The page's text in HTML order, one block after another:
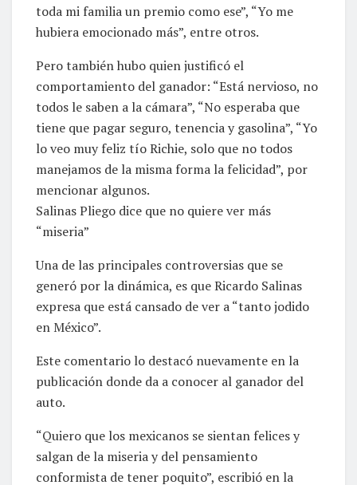
toda mi familia un premio como ese”, “Yo me
hubiera emocionado más”, entre otros.
Pero también hubo quien justificó el
comportamiento del ganador: “Está nervioso, no
todos le saben a la cámara”, “No esperaba que
tiene que pagar seguro, tenencia y gasolina”, “Yo
lo veo muy feliz tío Richie, solo que no todos
manejamos de la misma forma la felicidad”, por
mencionar algunos.
Salinas Pliego dice que no quiere ver más
“miseria”
Una de las principales controversias que se
generó por la dinámica, es que Ricardo Salinas
expresa que está cansado de ver a “tanto jodido
en México”.
Este comentario lo destacó nuevamente en la
publicación donde da a conocer al ganador del
auto.
“Quiero que los mexicanos se sientan felices y
salgan de la miseria y del pensamiento
conformista de tener poquito”, escribió en la